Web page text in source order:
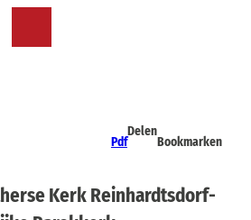
Pdf
Delen
Bookmarken
Kerk Reinhardtsdorf-